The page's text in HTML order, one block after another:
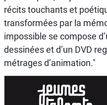
récits touchants et
transformées par la
impossible se compose
dessinées et d’un DVD
métrages d’animation."